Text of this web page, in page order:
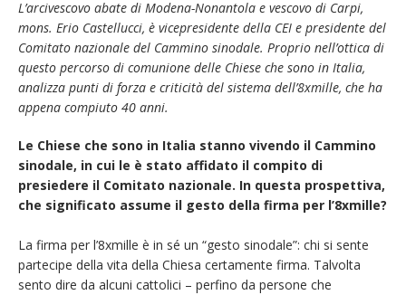
L’arcivescovo abate di Modena-Nonantola e vescovo di Carpi,
mons. Erio Castellucci, è vicepresidente della CEI e presidente del
Comitato nazionale del Cammino sinodale. Proprio nell’ottica di
questo percorso di comunione delle Chiese che sono in Italia,
analizza punti di forza e criticità del sistema dell’8xmille, che ha
appena compiuto 40 anni.
Le Chiese che sono in Italia stanno vivendo il Cammino
sinodale, in cui le è stato affidato il compito di
presiedere il Comitato nazionale. In questa prospettiva,
che significato assume il gesto della firma per l’8xmille?
La firma per l’8xmille è in sé un “gesto sinodale”: chi si sente
partecipe della vita della Chiesa certamente firma. Talvolta
sento dire da alcuni cattolici – perfino da persone che